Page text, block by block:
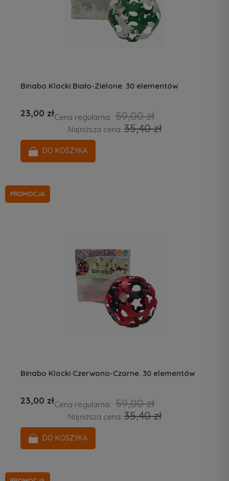
Binabo Klocki Biało-Zielone. 30 elementów
23,00 złCena regularna: 59,00 zł
Najniższa cena:35,40 zł
DO KOSZYKA
Binabo Klocki Czerwono-Czarne. 30 elementów
23,00 złCena regularna: 59,00 zł
Najniższa cena:35,40 zł
DO KOSZYKA
PROMOCJA